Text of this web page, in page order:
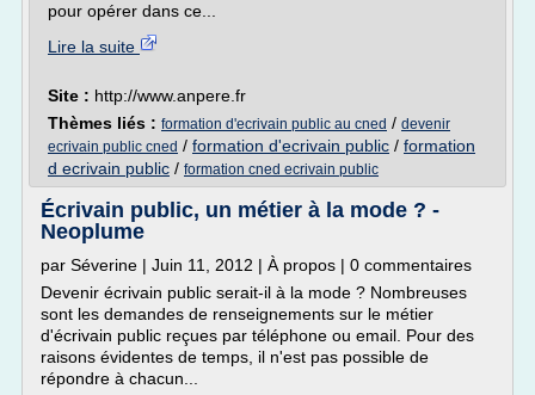
pour opérer dans ce...
Lire la suite
Site : http://www.anpere.fr
Thèmes liés : formation d'ecrivain public au cned / devenir
ecrivain public cned / formation d'ecrivain public / formation
d ecrivain public / formation cned ecrivain public
Écrivain public, un métier à la mode ? -
Neoplume
par Séverine | Juin 11, 2012 | À propos | 0 commentaires
Devenir écrivain public serait-il à la mode ? Nombreuses
sont les demandes de renseignements sur le métier
d'écrivain public reçues par téléphone ou email. Pour des
raisons évidentes de temps, il n'est pas possible de
répondre à chacun...